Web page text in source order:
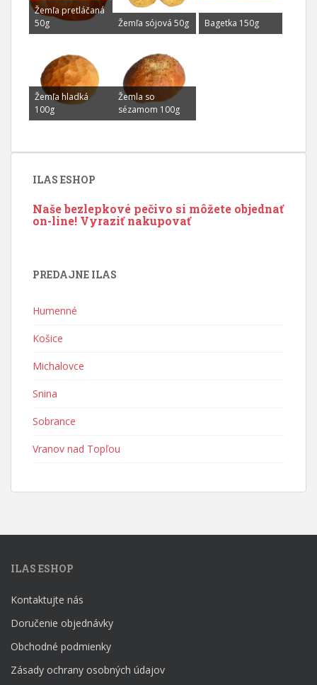
Žemľa pretláčaná
50g
Žemľa sójová 50g Bagetka 150g
Žemľa hladká
100g
Žemla so
sézamom 100g
ILAS ESHOP
Naše bezlepkové pečivo si môžete objednať
on-line! Vyraziť nakupovať
PREDAJNE ILAS
Humenné
Košice
Michalovce
Snina
Sobrance
Vranov nad Topľou
ILAS ESHOP
Kontaktujte nás
Doručenie objednávky
Obchodné podmienky
Zásady ochrany osobných údajov